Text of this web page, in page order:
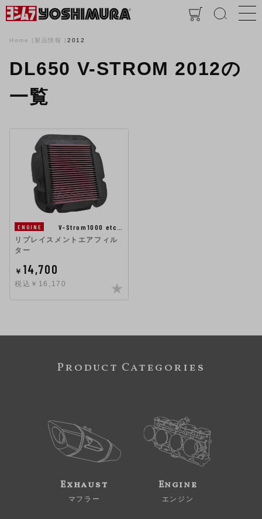
Home 製品情報 2012
DL650 V-STROM 2012の
一覧
ENGINE
V-Strom1000 etc…
リプレイスメントエアフィル
ター
￥ 14,700
税込￥16,170
Product Categories
Exhaust
マフラー
Engine
エンジン